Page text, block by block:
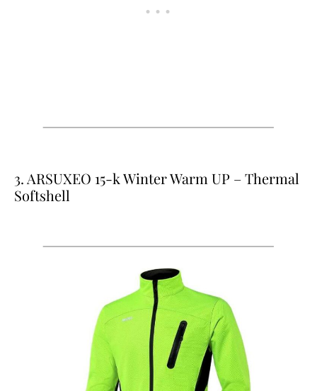
3. ARSUXEO 15-k Winter Warm UP – Thermal
Softshell